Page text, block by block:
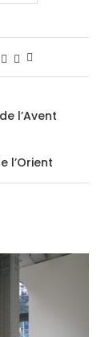
l’Avent
l’Orient